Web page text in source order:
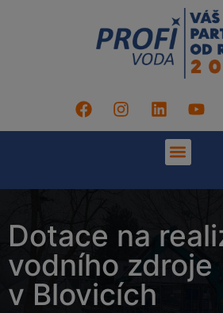
Dotace na
vodního zdroje
v Blovicích